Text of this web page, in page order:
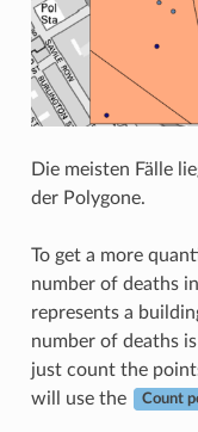
Die meisten Fälle
der Polygone.
To get a more
number of deaths
represents a
number of deaths
just count the
will use the
Count